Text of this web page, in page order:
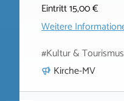
Eintritt 15,00 €
Weitere
#Kultur &
Kirche-MV